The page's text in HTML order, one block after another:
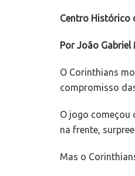
Centro Histórico
Por João
O Corinthians
compromisso
O jogo começou
na frente,
Mas o